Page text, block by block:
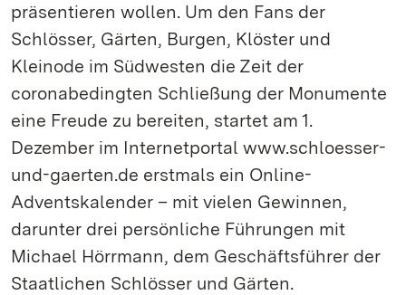
präsentieren wollen. Um den Fans der
Schlösser, Gärten, Burgen, Klöster und
Kleinode im Südwesten die Zeit der
coronabedingten Schließung der Monumente
eine Freude zu bereiten, startet am 1.
Dezember im Internetportal www.schloesser-
und-gaerten.de erstmals ein Online-
Adventskalender – mit vielen Gewinnen,
darunter drei persönliche Führungen mit
Michael Hörrmann, dem Geschäftsführer der
Staatlichen Schlösser und Gärten.